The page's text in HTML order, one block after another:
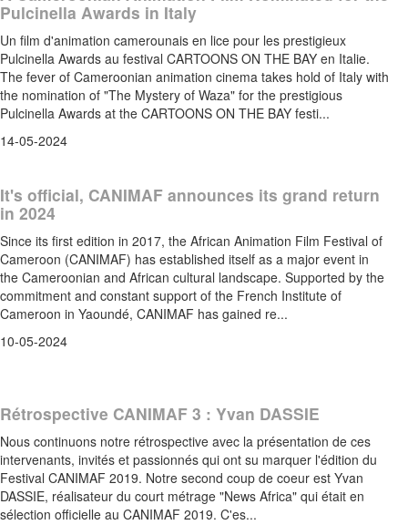
Pulcinella Awards in Italy
Un film d'animation camerounais en lice pour les prestigieux
Pulcinella Awards au festival CARTOONS ON THE BAY en Italie.
The fever of Cameroonian animation cinema takes hold of Italy with
the nomination of "The Mystery of Waza" for the prestigious
Pulcinella Awards at the CARTOONS ON THE BAY festi...
14-05-2024
It's official, CANIMAF announces its grand return
in 2024
Since its first edition in 2017, the African Animation Film Festival of
Cameroon (CANIMAF) has established itself as a major event in
the Cameroonian and African cultural landscape. Supported by the
commitment and constant support of the French Institute of
Cameroon in Yaoundé, CANIMAF has gained re...
10-05-2024
Rétrospective CANIMAF 3 : Yvan DASSIE
Nous continuons notre rétrospective avec la présentation de ces
intervenants, invités et passionnés qui ont su marquer l'édition du
Festival CANIMAF 2019. Notre second coup de coeur est Yvan
DASSIE, réalisateur du court métrage "News Africa" qui était en
sélection officielle au CANIMAF 2019. C'es...